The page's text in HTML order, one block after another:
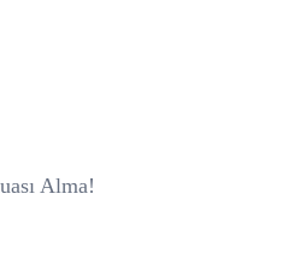
Alma!